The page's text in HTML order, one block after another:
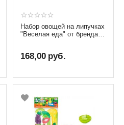
Набор овощей на липучках
"Веселая еда" от бренда
168,00 руб.